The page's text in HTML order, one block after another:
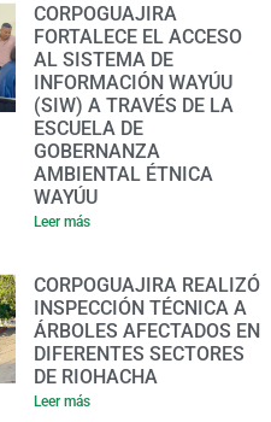
CORPOGUAJIRA
FORTALECE EL ACCESO
AL SISTEMA DE
INFORMACIÓN WAYÚU
(SIW) A TRAVÉS DE LA
ESCUELA DE
GOBERNANZA
AMBIENTAL ÉTNICA
WAYÚU
Leer más
CORPOGUAJIRA REALIZÓ
INSPECCIÓN TÉCNICA A
ÁRBOLES AFECTADOS EN
DIFERENTES SECTORES
DE RIOHACHA
Leer más